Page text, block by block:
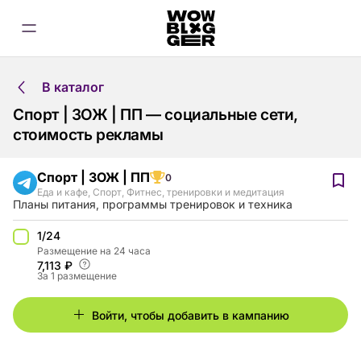
В каталог
Спорт | ЗОЖ | ПП — социальные сети,
стоимость рекламы
Спорт | ЗОЖ | ПП
0
Еда и кафе, Спорт, Фитнес, тренировки и медитация
Планы питания, программы тренировок и техника
1/24
Размещение на 24 часа
7,113 ₽
За 1 размещение
Войти, чтобы добавить в кампанию